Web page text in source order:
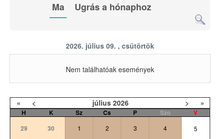
Ma
Ugrás a hónaphoz
2026. július 09. , csütörtök
Nem találhatóak események
« < július 2026 > »
H K Sz Cs P Szo
V
29
30 1 2 3 4 5